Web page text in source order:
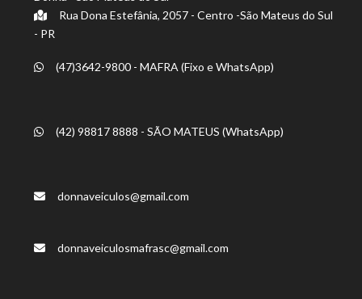
Rua Dona Estefânia, 2057 - Centro -São Mateus do Sul
- PR
(47)3642-9800 - MAFRA (Fixo e WhatsApp)
(42) 98817 8888 - SÃO MATEUS (WhatsApp)
donnaveiculos@gmail.com
donnaveiculosmafrasc@gmail.com